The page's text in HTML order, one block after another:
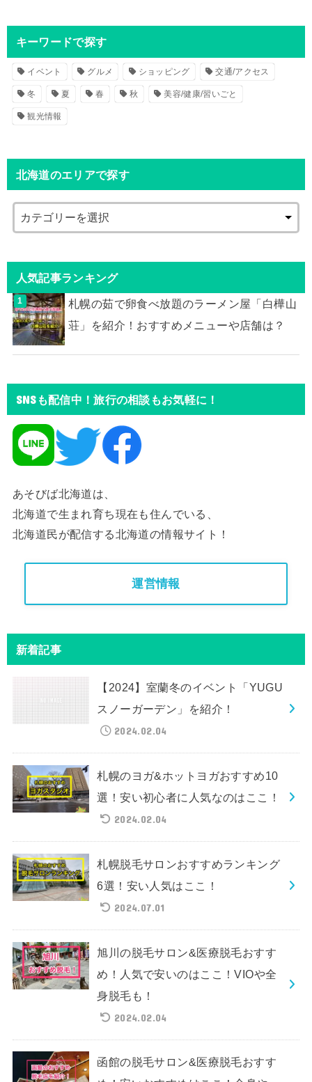
キーワードで探す
イベント グルメ ショッピング 交通/アクセス
冬 夏 春 秋 美容/健康/習いごと
観光情報
北海道のエリアで探す
人気記事ランキング
札幌の茹で卵食べ放題のラーメン屋「白樺山
荘」を紹介！おすすめメニューや店舗は？
SNSも配信中！旅行の相談もお気軽に！
あそびば北海道は、
北海道で生まれ育ち現在も住んでいる、
北海道民が配信する北海道の情報サイト！
運営情報
新着記事
【2024】室蘭冬のイベント「YUGU
スノーガーデン」を紹介！
2024.02.04
札幌のヨガ&ホットヨガおすすめ10
選！安い初心者に人気なのはここ！
2024.02.04
札幌脱毛サロンおすすめランキング
6選！安い人気はここ！
2024.07.01
旭川の脱毛サロン&医療脱毛おすす
め！人気で安いのはここ！VIOや全
身脱毛も！
2024.02.04
函館の脱毛サロン&医療脱毛おすす